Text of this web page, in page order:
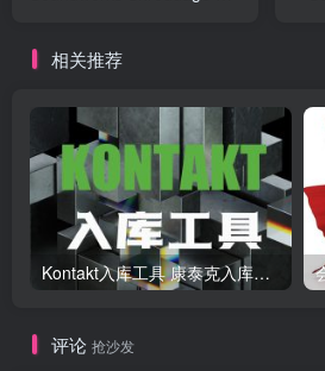
相关推荐
Kontakt入库工具 康泰克入库教程
评论 抢沙发